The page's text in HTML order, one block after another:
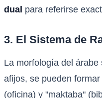
dual para referirse
3. El Sistema de
La morfología del
afijos, se pueden
(oficina) y "maktaba"